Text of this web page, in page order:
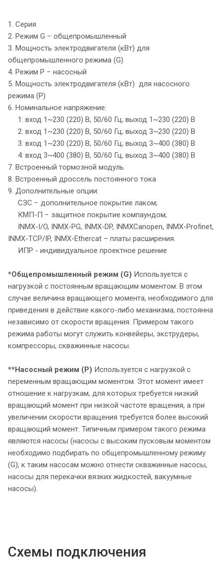
1. Серия
2. Режим G − общепромышленный
3. Мощность электродвигателя (кВт) для
общепромышленного режима (G)
4. Режим P − насосный
5. Мощность электродвигателя (кВт) для насосного
режима (P)
6. Номинальное напряжение:
1: вход 1~230 (220) В, 50/60 Гц; выход 1~230 (220) В
2: вход 1~230 (220) В, 50/60 Гц; выход 3~230 (220) В
3: вход 1~230 (220) В, 50/60 Гц; выход 3~400 (380) В
4: вход 3~400 (380) В, 50/60 Гц; выход 3~400 (380) В
7. Встроенный тормозной модуль
8. Встроенный дроссель постоянного тока
9. Дополнительные опции:
СЗС − дополнительное покрытие лаком;
КМП-П − защитное покрытие компаундом;
INMX-I/O, INMX-PG, INMX-DP, INMXCanopen, INMX-Profinet,
INMX-TCP/IP, INMX-Ethercat – платы расширения.
ИПР - индивидуальное проектное решение
*Общепромышленный режим (G) Используется с
нагрузкой с постоянным вращающим моментом. В этом
случае величина вращающего момента, необходимого для
приведения в действие какого-либо механизма, постоянна
независимо от скорости вращения. Примером такого
режима работы могут служить конвейеры, экструдеры,
компрессоры, скважинные насосы.
**Насосный режим (P) Используется с нагрузкой с
переменным вращающим моментом. Этот момент имеет
отношение к нагрузкам, для которых требуется низкий
вращающий момент при низкой частоте вращения, а при
увеличении скорости вращения требуется более высокий
вращающий момент. Типичным примером такого режима
являются насосы (насосы с высоким пусковым моментом
необходимо подбирать по общепромышленному режиму
(G); к таким насосам можно отнести скважинные насосы,
насосы для перекачки вязких жидкостей, вакуумные
насосы).
Схемы подключения